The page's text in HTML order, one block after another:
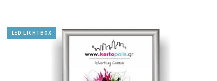
LED LIGHTBOX